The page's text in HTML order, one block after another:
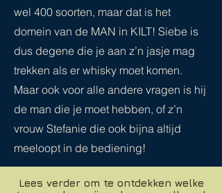
wel 400 soorten, maar dat is het
domein van de MAN in KILT! Siebe is
dus degene die je aan z’n jasje mag
trekken als er whisky moet komen.
Maar ook voor alle andere vragen is hij
de man die je moet hebben, of z’n
vrouw Stefanie die ook bijna altijd
meeloopt in de bediening!
Lees verder om te ontdekken welke